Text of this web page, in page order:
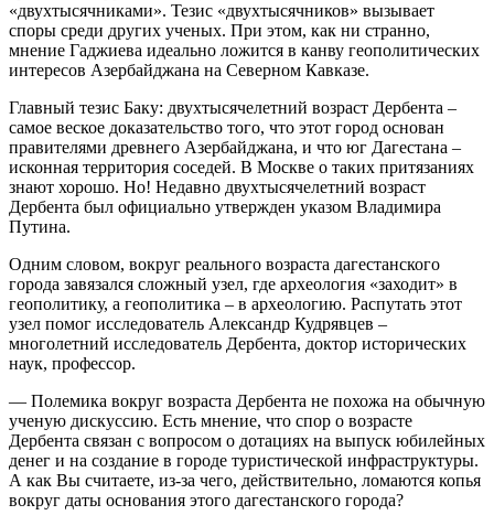
«двухтысячниками». Тезис «двухтысячников» вызывает
споры среди других ученых. При этом, как ни странно,
мнение Гаджиева идеально ложится в канву геополитических
интересов Азербайджана на Северном Кавказе.
Главный тезис Баку: двухтысячелетний возраст Дербента –
самое веское доказательство того, что этот город основан
правителями древнего Азербайджана, и что юг Дагестана –
исконная территория соседей. В Москве о таких притязаниях
знают хорошо. Но! Недавно двухтысячелетний возраст
Дербента был официально утвержден указом Владимира
Путина.
Одним словом, вокруг реального возраста дагестанского
города завязался сложный узел, где археология «заходит» в
геополитику, а геополитика – в археологию. Распутать этот
узел помог исследователь Александр Кудрявцев –
многолетний исследователь Дербента, доктор исторических
наук, профессор.
— Полемика вокруг возраста Дербента не похожа на обычную
ученую дискуссию. Есть мнение, что спор о возрасте
Дербента связан с вопросом о дотациях на выпуск юбилейных
денег и на создание в городе туристической инфраструктуры.
А как Вы считаете, из-за чего, действительно, ломаются копья
вокруг даты основания этого дагестанского города?